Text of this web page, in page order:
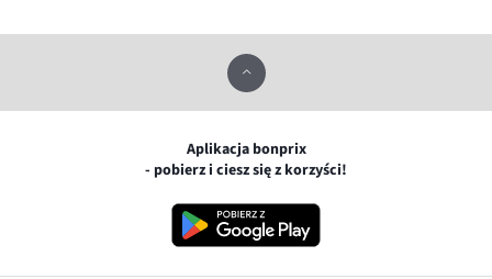
Aplikacja bonprix
- pobierz i ciesz się z korzyści!